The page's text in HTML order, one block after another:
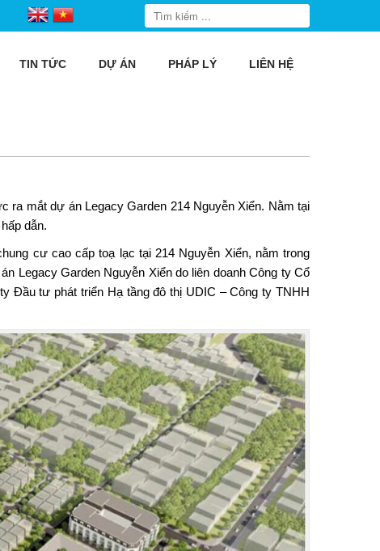
TIN TỨC DỰ ÁN PHÁP LÝ LIÊN HỆ
mắt dự án Legacy Garden 214 Nguyễn Xiển. Nằm tại
dẫn.
cư cao cấp toạ lạc tại 214 Nguyễn Xiển, nằm trong
Legacy Garden Nguyễn Xiển do liên doanh Công ty Cổ
Đầu tư phát triển Hạ tầng đô thị UDIC – Công ty TNHH